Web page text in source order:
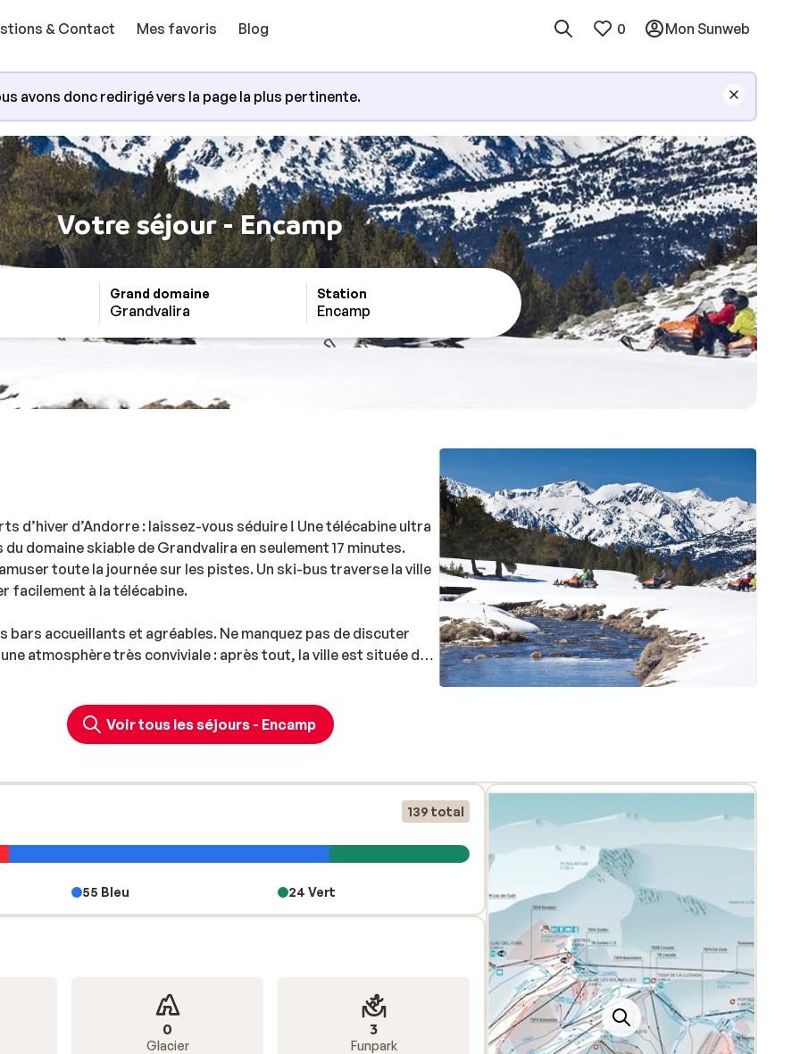
& Contact Mes favoris Blog 0 Mon Sunweb
avons donc redirigé vers la page la plus pertinente.
Votre séjour - Encamp
Grand domaine
Grandvalira
Station
Encamp
d’hiver d’Andorre : laissez-vous séduire ! Une télécabine ultra
domaine skiable de Grandvalira en seulement 17 minutes.
toute la journée sur les pistes. Un ski-bus traverse la ville
facilement à la télécabine.
accueillants et agréables. Ne manquez pas de discuter
atmosphère très conviviale : après tout, la ville est située du
d'aller faire un tour à la capitale d'Andorre, située à
un grand espace de remise en forme, des courts de
et de gastronomie seront également ravis ici avec les
culturel, Encamp a également beaucoup à offrir. Ce lieu
d'Andorre. Au coeur de la ville, vous pouvez voir "Les
visiter un vieux moulin à farine. Le musée de
pour sa belle collection de voitures, allant de la fin des
grand centre de bien-être du sud de l’Europe, avec pas
se trouve à seulement 7 km d'Encamp, dans la banlieue de
grandes piscines intérieures et extérieures, de jacuzzis, de
de soins. Vous pourrez également y déguster un délicieux
ou faire un tour dans le centre commercial. A ne pas
Voir tous les séjours - Encamp
139 total
55 Bleu 24 Vert
0
Glacier
3
Funpark